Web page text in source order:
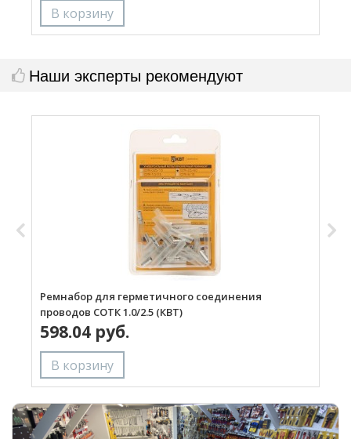
Наши эксперты рекомендуют
Ремнабор для герметичного соединения
проводов СОТК 1.0/2.5 (КВТ)
598.04 руб.